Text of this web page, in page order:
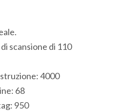
scansione di 110
4000
68
950